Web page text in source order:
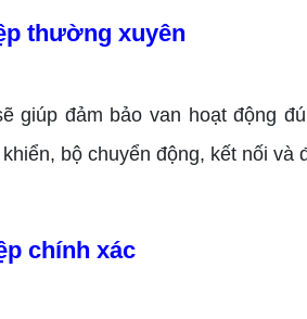
thường xuyên
giúp đảm bảo van hoạt động
bộ chuyển động, kết nối và
chính xác